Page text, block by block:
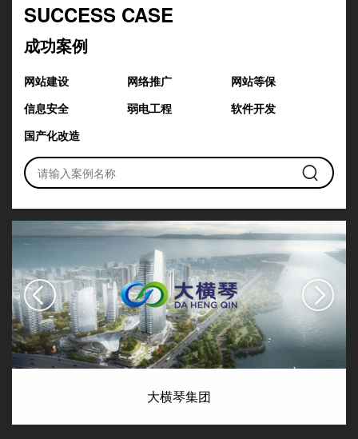
SUCCESS CASE
成功案例
网站建设 网络推广
网站等保
信息安全
弱电工程
软件开发
国产化改造
大横琴集团